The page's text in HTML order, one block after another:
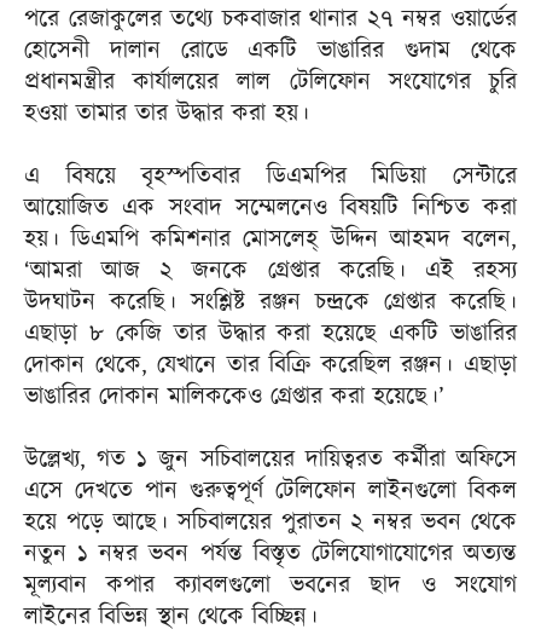
পরে রেজাকুলের তথ্যে চকবাজার থানার ২৭ নম্বর ওয়ার্ডের
হোসেনী দালান রোডে একটি ভাঙারির গুদাম থেকে
প্রধানমন্ত্রীর কার্যালয়ের লাল টেলিফোন সংযোগের চুরি
হওয়া তামার তার উদ্ধার করা হয়।
এ বিষয়ে বৃহস্পতিবার ডিএমপির মিডিয়া সেন্টারে
আয়োজিত এক সংবাদ সম্মেলনেও বিষয়টি নিশ্চিত করা
হয়। ডিএমপি কমিশনার মোসলেহ্ উদ্দিন আহমদ বলেন,
‘আমরা আজ ২ জনকে গ্রেপ্তার করেছি। এই রহস্য
উদঘাটন করেছি। সংশ্লিষ্ট রঞ্জন চন্দ্রকে গ্রেপ্তার করেছি।
এছাড়া ৮ কেজি তার উদ্ধার করা হয়েছে একটি ভাঙারির
দোকান থেকে, যেখানে তার বিক্রি করেছিল রঞ্জন। এছাড়া
ভাঙারির দোকান মালিককেও গ্রেপ্তার করা হয়েছে।’
উল্লেখ্য, গত ১ জুন সচিবালয়ের দায়িত্বরত কর্মীরা অফিসে
এসে দেখতে পান গুরুত্বপূর্ণ টেলিফোন লাইনগুলো বিকল
হয়ে পড়ে আছে। সচিবালয়ের পুরাতন ২ নম্বর ভবন থেকে
নতুন ১ নম্বর ভবন পর্যন্ত বিস্তৃত টেলিযোগাযোগের অত্যন্ত
মূল্যবান কপার ক্যাবলগুলো ভবনের ছাদ ও সংযোগ
লাইনের বিভিন্ন স্থান থেকে বিচ্ছিন্ন।